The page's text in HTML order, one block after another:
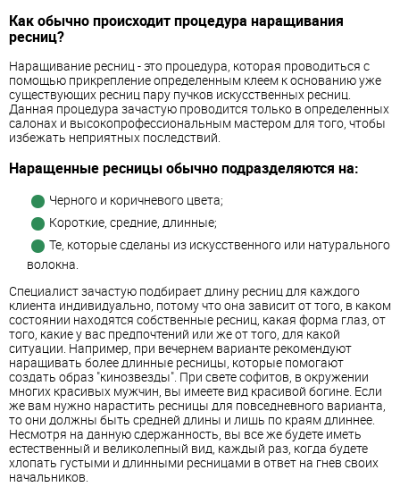
Как обычно происходит процедура наращивания
ресниц?
Наращивание ресниц - это процедура, которая проводиться с
помощью прикрепление определенным клеем к основанию уже
существующих ресниц пару пучков искусственных ресниц.
Данная процедура зачастую проводится только в определенных
салонах и высокопрофессиональным мастером для того, чтобы
избежать неприятных последствий.
Наращенные ресницы обычно подразделяются на:
Черного и коричневого цвета;
Короткие, средние, длинные;
Те, которые сделаны из искусственного или натурального
волокна.
Специалист зачастую подбирает длину ресниц для каждого
клиента индивидуально, потому что она зависит от того, в каком
состоянии находятся собственные ресниц, какая форма глаз, от
того, какие у вас предпочтений или же от того, для какой
ситуации. Например, при вечернем варианте рекомендуют
наращивать более длинные ресницы, которые помогают
создать образ "кинозвезды". При свете софитов, в окружении
многих красивых мужчин, вы имеете вид красивой богине. Если
же вам нужно нарастить ресницы для повседневного варианта,
то они должны быть средней длины и лишь по краям длиннее.
Несмотря на данную сдержанность, вы все же будете иметь
естественный и великолепный вид, каждый раз, когда будете
хлопать густыми и длинными ресницами в ответ на гнев своих
начальников.